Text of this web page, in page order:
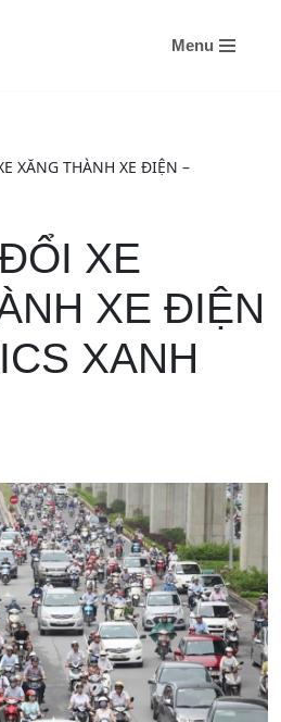
Menu
XĂNG THÀNH XE ĐIỆN –
XE
XE ĐIỆN
XANH